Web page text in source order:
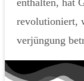
enthalten, hat
revolutioniert,
verjüngung